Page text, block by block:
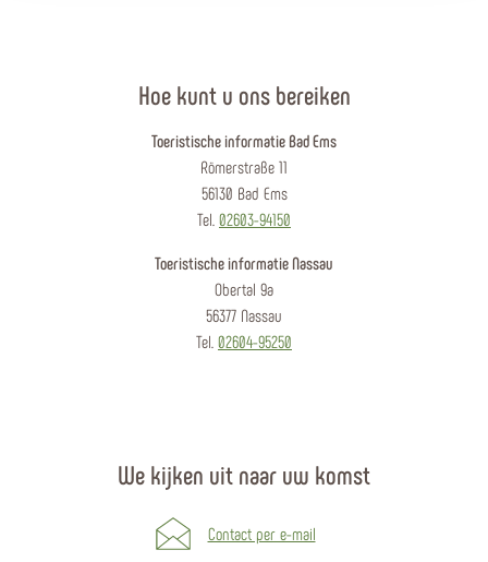
Hoe kunt u ons bereiken
Toeristische informatie Bad Ems
Römerstraße 11
56130 Bad Ems
Tel. 02603-94150
Toeristische informatie Nassau
Obertal 9a
56377 Nassau
Tel. 02604-95250
We kijken uit naar uw komst
Contact per e-mail